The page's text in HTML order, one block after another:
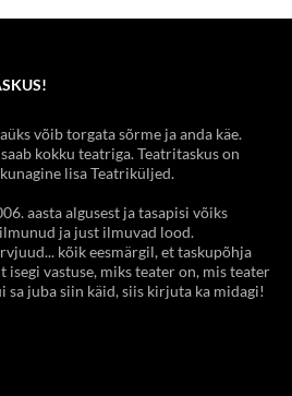
võib torgata sõrme ja anda käe.
kokku teatriga. Teatritaskus on
lisa Teatriküljed.
aasta algusest ja tasapisi võiks
ja just ilmuvad lood.
kõik eesmärgil, et taskupõhja
vastuse, miks teater on, mis teater
sa juba siin käid, siis kirjuta ka midagi!